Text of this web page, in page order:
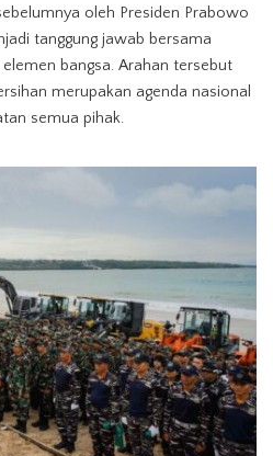
oleh Presiden Prabowo
tanggung jawab bersama
bangsa. Arahan tersebut
merupakan agenda nasional
semua pihak.